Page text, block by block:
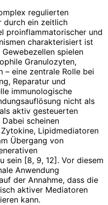
regulierten
durch ein zeitlich
proinflammatorischer und
charakterisiert ist
spielen
Granulozyten,
– eine zentrale Rolle bei
Reparatur und
immunologische
nicht als
aktiv gesteuerten
scheinen
Lipidmediatoren
Übergang von
sein [8, 9, 12]. Vor diesem
Anwendung
der Annahme, dass die
aktiver Mediatoren
kann.